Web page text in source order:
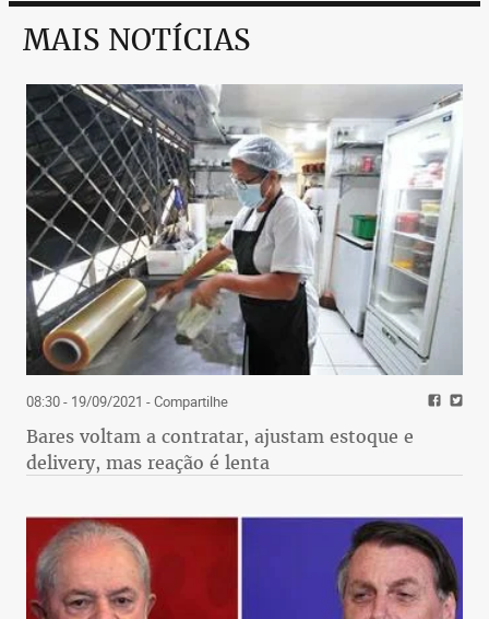
MAIS NOTÍCIAS
08:30 - 19/09/2021 - Compartilhe
Bares voltam a contratar, ajustam estoque e
delivery, mas reação é lenta